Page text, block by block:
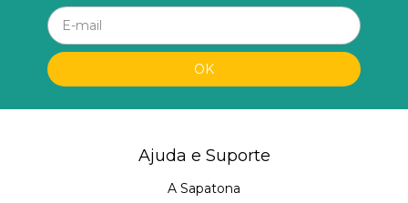
Ajuda e Suporte
A Sapatona